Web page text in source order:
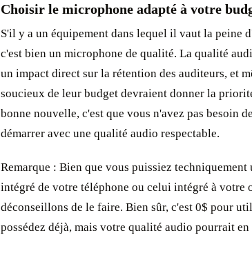
Choisir le microphone adapté à votre
S'il y a un équipement dans lequel il vaut la peine
c'est bien un microphone de qualité. La qualité
un impact direct sur la rétention des auditeurs, et
soucieux de leur budget devraient donner la
bonne nouvelle, c'est que vous n'avez pas besoin
démarrer avec une qualité audio respectable.
Remarque : Bien que vous puissiez
intégré de votre téléphone ou celui intégré à votre
déconseillons de le faire. Bien sûr, c'est 0$ pour
possédez déjà, mais votre qualité audio pourrait